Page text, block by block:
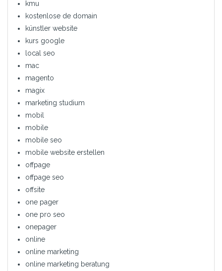
kmu
kostenlose de domain
künstler website
kurs google
local seo
mac
magento
magix
marketing studium
mobil
mobile
mobile seo
mobile website erstellen
offpage
offpage seo
offsite
one pager
one pro seo
onepager
online
online marketing
online marketing beratung